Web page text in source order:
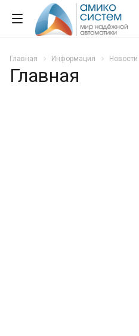
Главная Информация Новости
Главная